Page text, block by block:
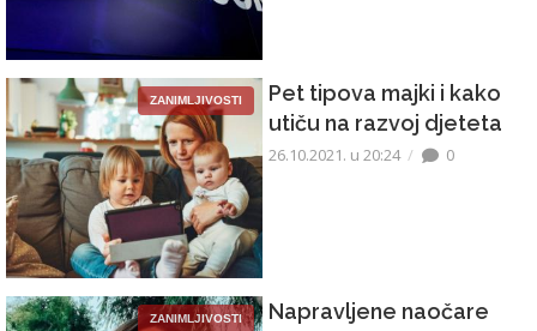
ZANIMLJIVOSTI
Pet tipova majki i kako
utiču na razvoj djeteta
26.10.2021. u 20:24 0
ZANIMLJIVOSTI
Napravljene naočare